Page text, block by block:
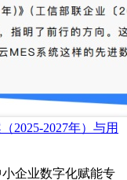
2025-2027年）与用
企业数字化赋能专